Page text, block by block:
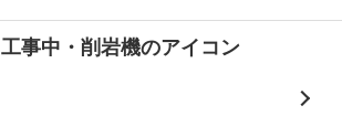
工事中・削岩機のアイコン